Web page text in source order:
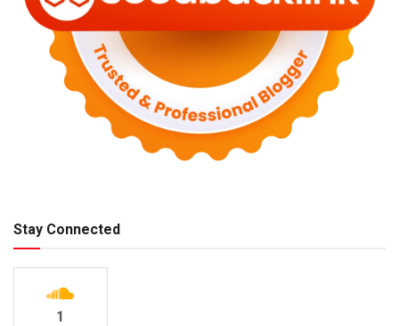
Stay Connected
1